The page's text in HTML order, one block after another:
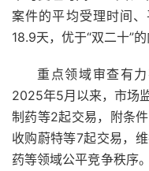
案件的平均受理时间、
18.9天，优于“双二十”
重点领域审查有
2025年5月以来， 市场
制药等2起交易，附条件
收购蔚特等7起交易，
药等领域公平竞争秩序